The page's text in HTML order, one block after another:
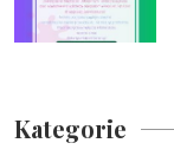
Kategorie